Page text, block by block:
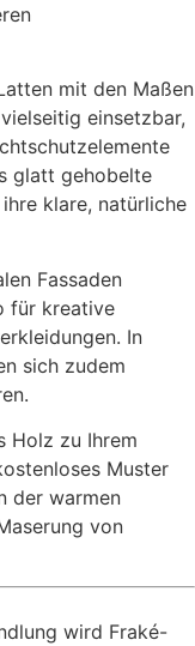
mit den Maßen
einsetzbar,
glatt gehobelte
klare, natürliche
Fassaden
für kreative
In
sich zudem
Holz zu Ihrem
Muster
der warmen
von
wird Fraké-